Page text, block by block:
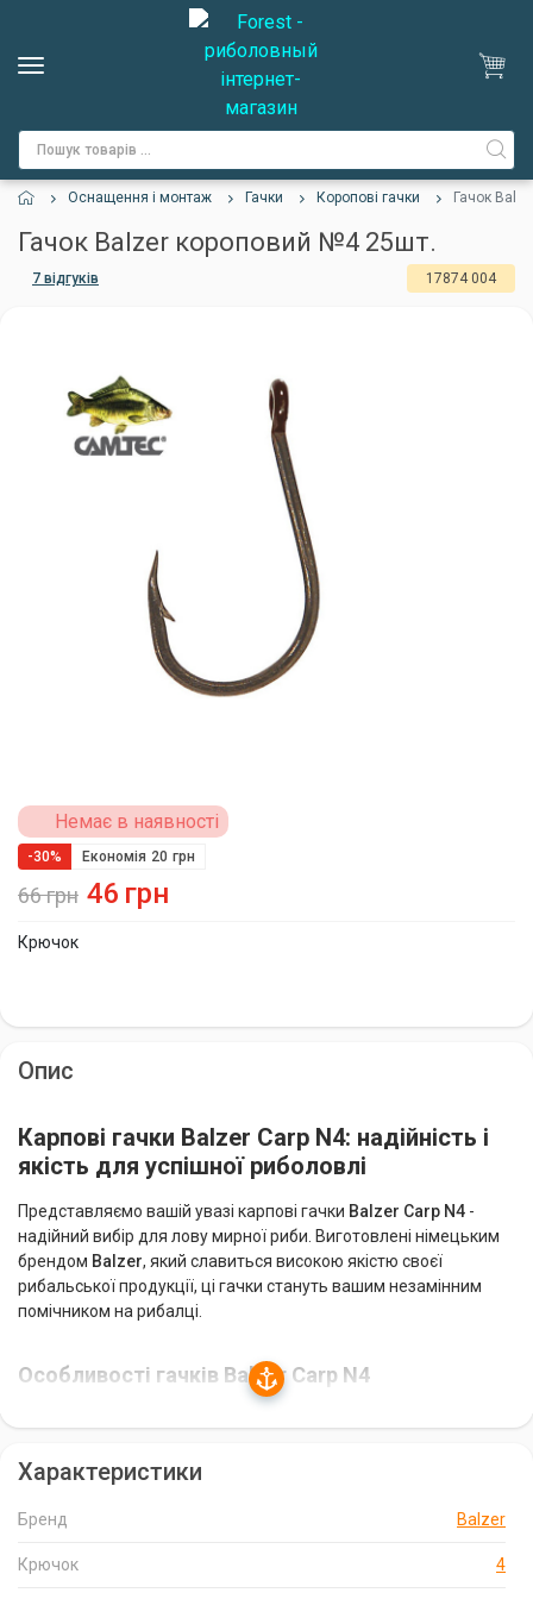
Оснащення і монтаж Гачки Коропові гачки Гачок
Гачок Balzer короповий №4 25шт.
7 відгуків 17874 004
Крючок
Немає в наявності
66грн
-30% Економія 20 грн
46 грн
Опис
Карпові гачки Balzer Carp N4: надійність і
якість для успішної риболовлі
Представляємо вашій увазі карпові гачки Balzer Carp N4 -
надійний вибір для лову мирної риби. Виготовлені німецьким
брендом Balzer, який славиться високою якістю своєї
рибальської продукції, ці гачки стануть вашим незамінним
помічником на рибалці.
Особливості гачків Balzer Carp N4
не підведуть вас навіть при виважуванні великої риби.
покриття, що робить їх більш привабливими для риби. Це
покриття також захищає гачки від корозії та збільшує їх термін
Характеристики
Бренд Balzer
Крючок 4